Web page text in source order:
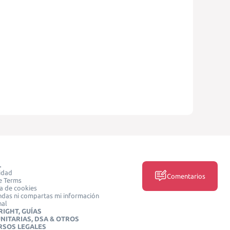
Terms
de cookies
ni compartas mi información
GUÍAS
DSA & OTROS
LEGALES
Comentarios